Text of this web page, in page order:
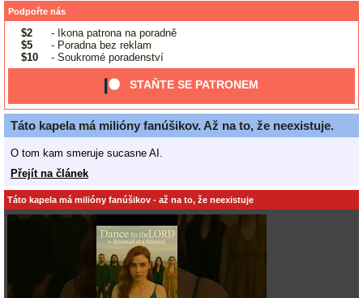
Podpořte nás
$2
- Ikona patrona na poradně
$5
- Poradna bez reklam
$10
- Soukromé poradenství
STAŇTE SE PATRONEM
Táto kapela má milióny fanúšikov. Až na to, že neexistuje.
O tom kam smeruje sucasne AI.
Přejít na článek
Táto kapela má milióny fanúšikov - až na to, že neexistuje